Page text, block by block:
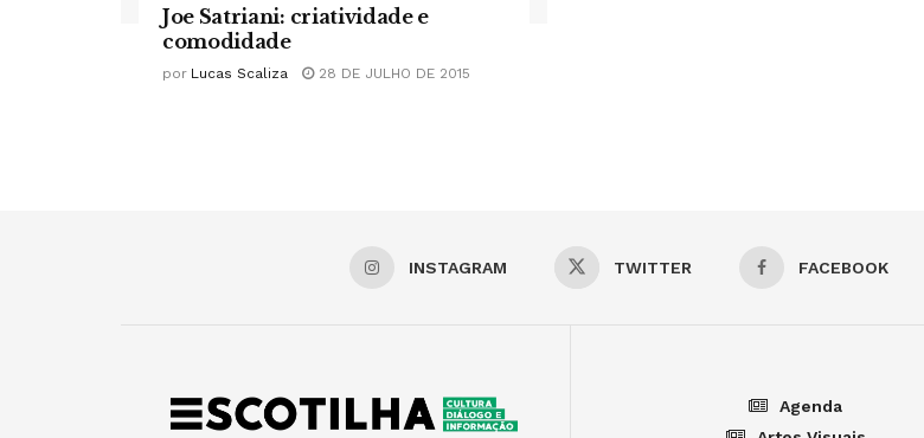
Joe Satriani: criatividade e
comodidade
por Lucas Scaliza 28 DE JULHO DE 2015
INSTAGRAM TWITTER FACEBOOK
Agenda